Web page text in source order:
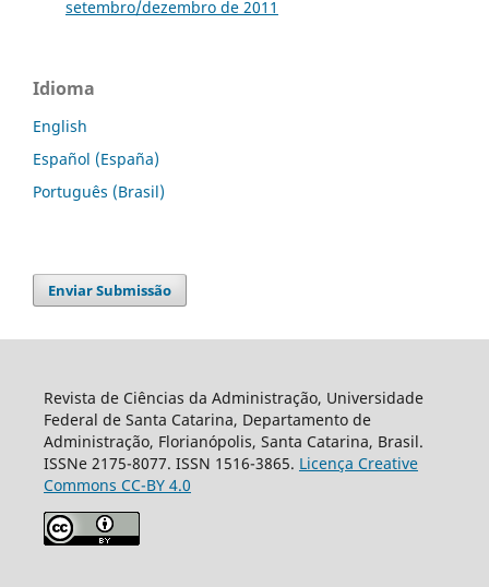
setembro/dezembro de 2011
Idioma
English
Español (España)
Português (Brasil)
Enviar Submissão
Revista de Ciências da Administração, Universidade
Federal de Santa Catarina, Departamento de
Administração, Florianópolis, Santa Catarina, Brasil.
ISSNe 2175-8077. ISSN 1516-3865. Licença Creative
Commons CC-BY 4.0